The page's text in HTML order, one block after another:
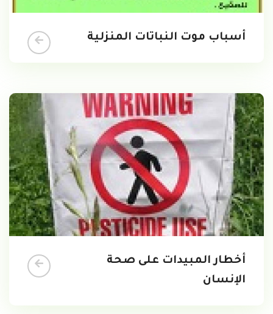
أسباب موت النباتات المنزلية
أخطار المبيدات على صحة
الإنسان